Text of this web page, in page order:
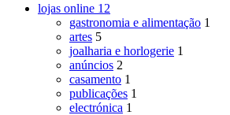
lojas online 12
gastronomia e alimentação 1
artes 5
joalharia e horlogerie 1
anúncios 2
casamento 1
publicações 1
electrónica 1